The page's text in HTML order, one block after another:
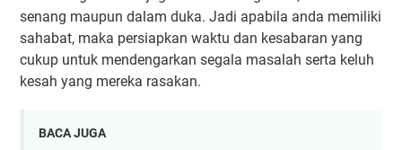
senang maupun dalam duka. Jadi apabila anda memiliki
sahabat, maka persiapkan waktu dan kesabaran yang
cukup untuk mendengarkan segala masalah serta keluh
kesah yang mereka rasakan.
BACA JUGA